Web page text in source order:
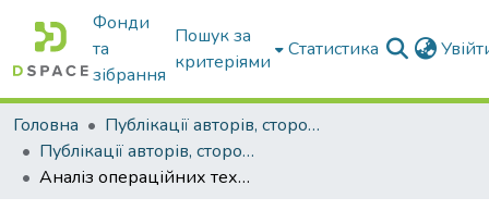
Фонди
та
зібрання
Пошук за
критеріями
Статистика
Головна
Публікації авторів, сторонніх університету
Публікації авторів, сторонніх університету
Аналіз операційних технологій при вирощуванні зернових культур (пшениця)